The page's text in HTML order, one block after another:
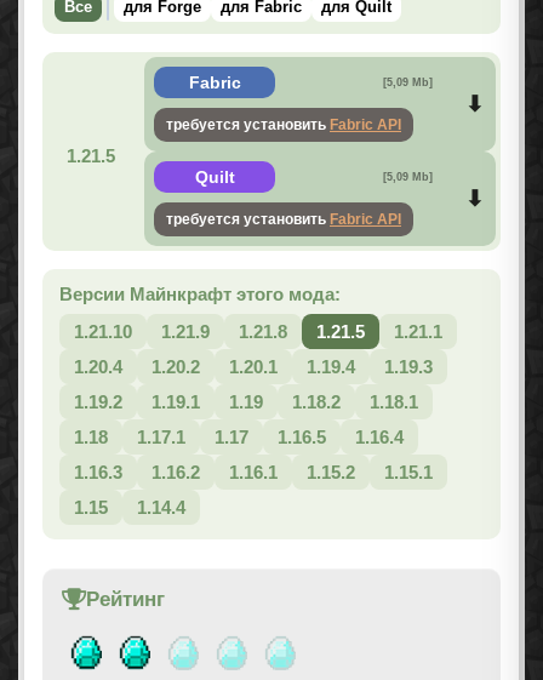
Все для Forge для Fabric для Quilt
1.21.5
Fabric [5,09 Mb]
требуется установить Fabric API
Quilt [5,09 Mb]
требуется установить Fabric API
Версии Майнкрафт этого мода:
1.21.10
1.21.9 1.21.8 1.21.5
1.21.1
1.20.4
1.20.2 1.20.1 1.19.4
1.19.3
1.19.2
1.19.1 1.19 1.18.2
1.18.1
1.18
1.17.1 1.17 1.16.5
1.16.4
1.16.3
1.16.2 1.16.1 1.15.2
1.15.1
1.15
1.14.4
Рейтинг